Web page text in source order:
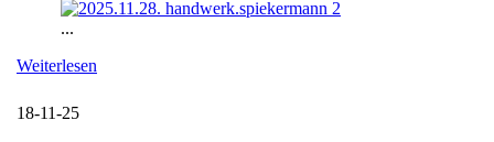
...
Weiterlesen
18-11-25